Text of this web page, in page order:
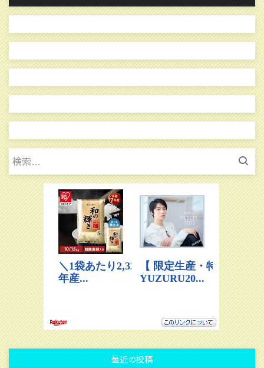
検
索:
最近の投稿